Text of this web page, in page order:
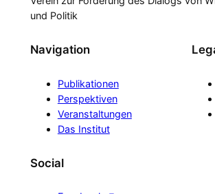
und Politik
Navigation
Publikationen
Perspektiven
Veranstaltungen
Das Institut
Social